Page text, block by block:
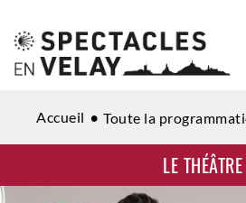
LE THÉÂTRE
Accueil Toute la